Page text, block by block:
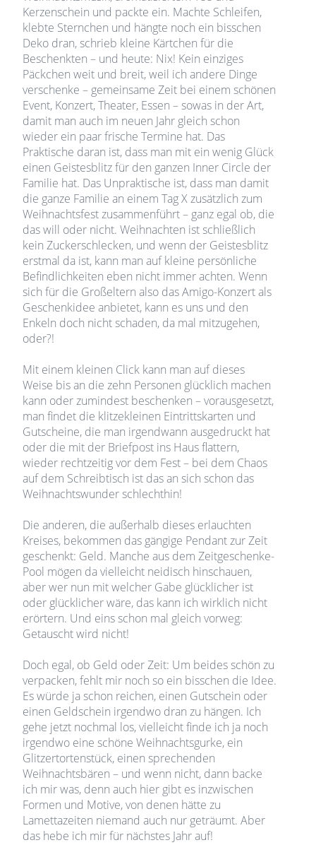
Kerzenschein und packte ein. Machte Schleifen,
klebte Sternchen und hängte noch ein bisschen
Deko dran, schrieb kleine Kärtchen für die
Beschenkten – und heute: Nix! Kein einziges
Päckchen weit und breit, weil ich andere Dinge
verschenke – gemeinsame Zeit bei einem schönen
Event, Konzert, Theater, Essen – sowas in der Art,
damit man auch im neuen Jahr gleich schon
wieder ein paar frische Termine hat. Das
Praktische daran ist, dass man mit ein wenig Glück
einen Geistesblitz für den ganzen Inner Circle der
Familie hat. Das Unpraktische ist, dass man damit
die ganze Familie an einem Tag X zusätzlich zum
Weihnachtsfest zusammenführt – ganz egal ob, die
das will oder nicht. Weihnachten ist schließlich
kein Zuckerschlecken, und wenn der Geistesblitz
erstmal da ist, kann man auf kleine persönliche
Befindlichkeiten eben nicht immer achten. Wenn
sich für die Großeltern also das Amigo-Konzert als
Geschenkidee anbietet, kann es uns und den
Enkeln doch nicht schaden, da mal mitzugehen,
oder?!
Mit einem kleinen Click kann man auf dieses
Weise bis an die zehn Personen glücklich machen
kann oder zumindest beschenken – vorausgesetzt,
man findet die klitzekleinen Eintrittskarten und
Gutscheine, die man irgendwann ausgedruckt hat
oder die mit der Briefpost ins Haus flattern,
wieder rechtzeitig vor dem Fest – bei dem Chaos
auf dem Schreibtisch ist das an sich schon das
Weihnachtswunder schlechthin!
Die anderen, die außerhalb dieses erlauchten
Kreises, bekommen das gängige Pendant zur Zeit
geschenkt: Geld. Manche aus dem Zeitgeschenke-
Pool mögen da vielleicht neidisch hinschauen,
aber wer nun mit welcher Gabe glücklicher ist
oder glücklicher wäre, das kann ich wirklich nicht
erörtern. Und eins schon mal gleich vorweg:
Getauscht wird nicht!
Doch egal, ob Geld oder Zeit: Um beides schön zu
verpacken, fehlt mir noch so ein bisschen die Idee.
Es würde ja schon reichen, einen Gutschein oder
einen Geldschein irgendwo dran zu hängen. Ich
gehe jetzt nochmal los, vielleicht finde ich ja noch
irgendwo eine schöne Weihnachtsgurke, ein
Glitzertortenstück, einen sprechenden
Weihnachtsbären – und wenn nicht, dann backe
ich mir was, denn auch hier gibt es inzwischen
Formen und Motive, von denen hätte zu
Lamettazeiten niemand auch nur geträumt. Aber
das hebe ich mir für nächstes Jahr auf!